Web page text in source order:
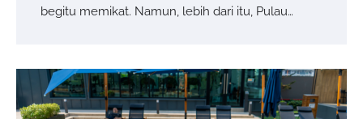
begitu memikat. Namun, lebih dari itu, Pulau…